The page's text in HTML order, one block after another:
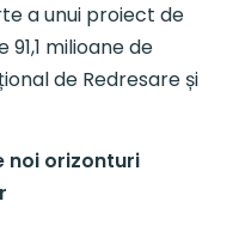
a unui proiect de
milioane de
de Redresare și
noi orizonturi